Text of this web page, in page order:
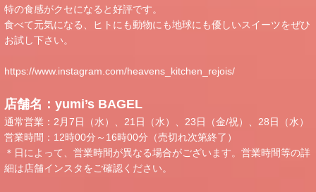
特の食感がクセになると好評です。
食べて元気になる、ヒトにも動物にも地球にも優しいスイーツをぜひ
お試し下さい。
https://www.instagram.com/heavens_kitchen_rejois/
店舗名：yumi’s BAGEL
通常営業：2月7日（水）、21日（水）、23日（金/祝）、28日（水）
営業時間：12時00分～16時00分（売切れ次第終了）
＊日によって、営業時間が異なる場合がございます。営業時間等の詳
細は店舗インスタをご確認ください。